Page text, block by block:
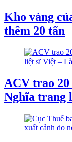
Kho vàng
thêm 20 tấn
ACV trao 20
Nghĩa trang